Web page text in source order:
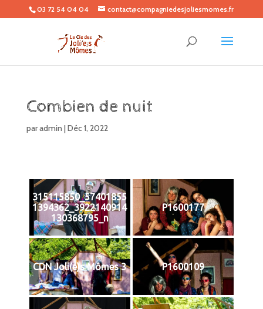
03 72 54 04 04 contact@compagniedesjoliesmomes.fr
Combien de nuit
paradmin |Déc 1, 2022
315115850_57401855
1394362_3922140914
130368795_n
P1600177
CDN Joli(e)s Mômes 3 P1600109